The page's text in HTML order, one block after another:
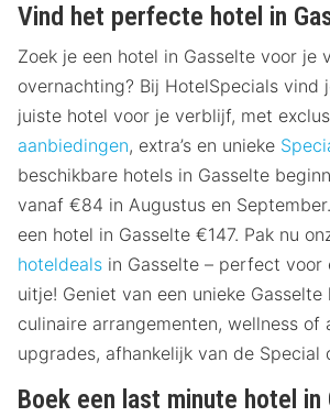
Vind het perfecte hotel in
Zoek je een hotel in Gasselte voor je
overnachting? Bij HotelSpecials vind
juiste hotel voor je verblijf, met
aanbiedingen, extra’s en unieke
beschikbare hotels in Gasselte
vanaf €84 in Augustus en
een hotel in Gasselte €147. Pak nu
hoteldeals in Gasselte – perfect voor
uitje! Geniet van een unieke
culinaire arrangementen, wellness of
upgrades, afhankelijk van de Special
Boek een last minute hotel in